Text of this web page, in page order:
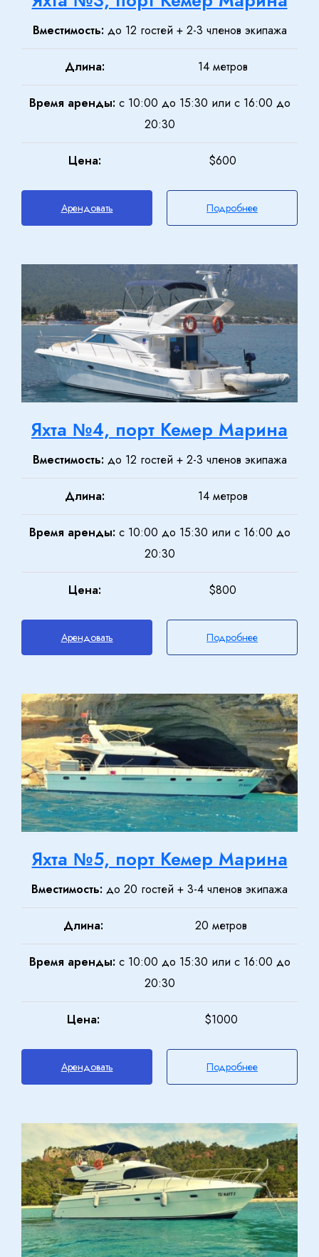
Вместимость: до 12 гостей + 2-3 членов экипажа
Длина: 14 метров
Время аренды: с 10:00 до 15:30 или с 16:00 до
20:30
Цена: $600
Арендовать Подробнее
Яхта №4, порт Кемер Марина
Вместимость: до 12 гостей + 2-3 членов экипажа
Длина: 14 метров
Время аренды: с 10:00 до 15:30 или с 16:00 до
20:30
Цена: $800
Арендовать Подробнее
Яхта №5, порт Кемер Марина
Вместимость: до 20 гостей + 3-4 членов экипажа
Длина: 20 метров
Время аренды: с 10:00 до 15:30 или с 16:00 до
20:30
Цена: $1000
Арендовать Подробнее